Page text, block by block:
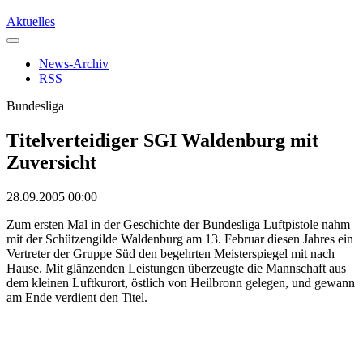
Aktuelles
News-Archiv
RSS
Bundesliga
Titelverteidiger SGI Waldenburg mit
Zuversicht
28.09.2005 00:00
Zum ersten Mal in der Geschichte der Bundesliga Luftpistole nahm
mit der Schützengilde Waldenburg am 13. Februar diesen Jahres ein
Vertreter der Gruppe Süd den begehrten Meisterspiegel mit nach
Hause. Mit glänzenden Leistungen überzeugte die Mannschaft aus
dem kleinen Luftkurort, östlich von Heilbronn gelegen, und gewann
am Ende verdient den Titel.